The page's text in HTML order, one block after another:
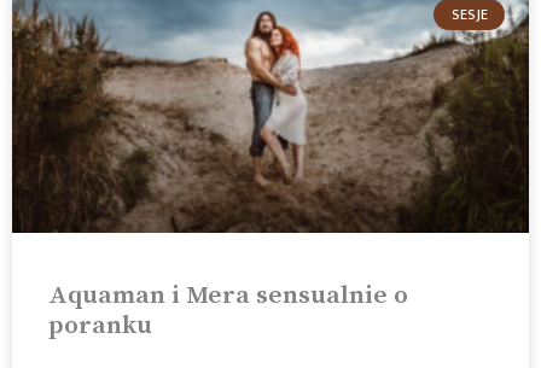
SESJE
Aquaman i Mera sensualnie o
poranku